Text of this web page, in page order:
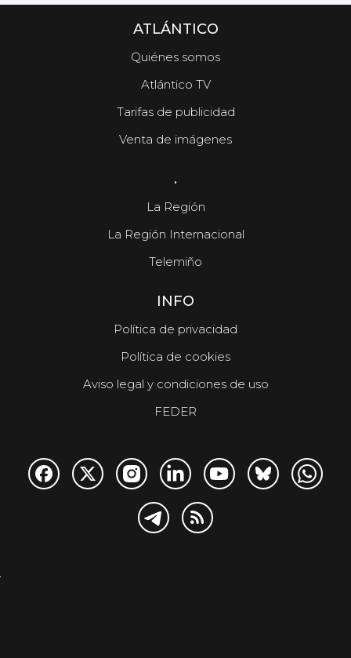
ATLÁNTICO
Quiénes somos
Atlántico TV
Tarifas de publicidad
Venta de imágenes
.
La Región
La Región Internacional
Telemiño
INFO
Política de privacidad
Política de cookies
Aviso legal y condiciones de uso
FEDER